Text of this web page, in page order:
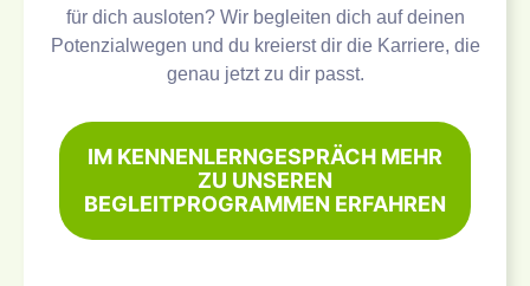
für dich ausloten? Wir begleiten dich auf deinen
Potenzialwegen und du kreierst dir die Karriere, die
genau jetzt zu dir passt.
IM KENNENLERNGESPRÄCH MEHR
ZU UNSEREN
BEGLEITPROGRAMMEN ERFAHREN